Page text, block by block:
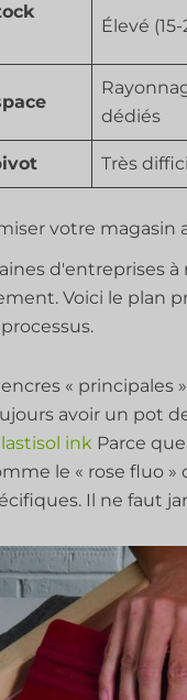
Élevé
dédiés
Très
votre magasin
d'entreprises
Voici le plan
« principales
avoir un pot
inkParce que
le « rose fluo »
Il ne faut